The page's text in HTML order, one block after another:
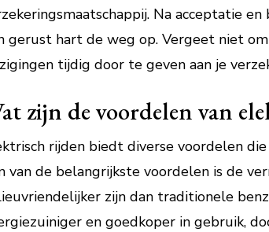
Na acceptatie
gerust hart de weg op. Vergeet niet
tijdig door te geven aan je
zijn de voordelen van
rijden biedt diverse voordelen
van de belangrijkste voordelen is de
zijn dan traditionele
en goedkoper in gebruik,